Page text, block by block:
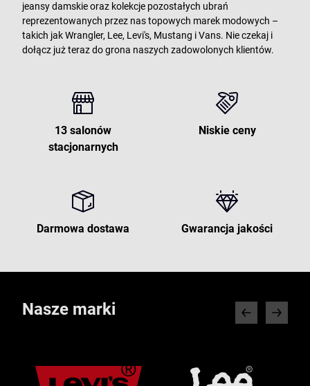
jeansy damskie oraz kolekcje pozostałych ubrań
reprezentowanych przez nas topowych marek modowych –
takich jak Wrangler, Lee, Levi's, Mustang i Vans. Nie czekaj i
dołącz już teraz do grona naszych zadowolonych klientów.
13 salonów
stacjonarnych
Niskie ceny
Darmowa dostawa Gwarancja jakości
Nasze marki